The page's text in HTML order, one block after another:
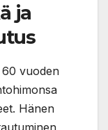
ja
vuoden
Hänen